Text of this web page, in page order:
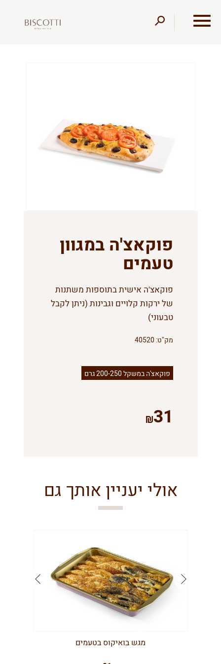
עמוד הבית
מאפים ולחמים
פוקאצ'ה במגוון
טעמים
פוקאצ'ה אישית בתוספות משתנות
של ירקות קלויים וגבינות (ניתן לקבל
טבעוני)
מק"ט: 40520
פוקאצ'ה במשקל 200-250 גרם
31
אולי יעניין אותך גם
מגש בואיקוס בטעמים